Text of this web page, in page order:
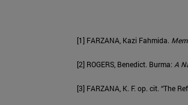
[1] FARZANA, Kazi Fahmida.
[2] ROGERS, Benedict. Burma: A
[3] FARZANA, K. F. op. cit. “The